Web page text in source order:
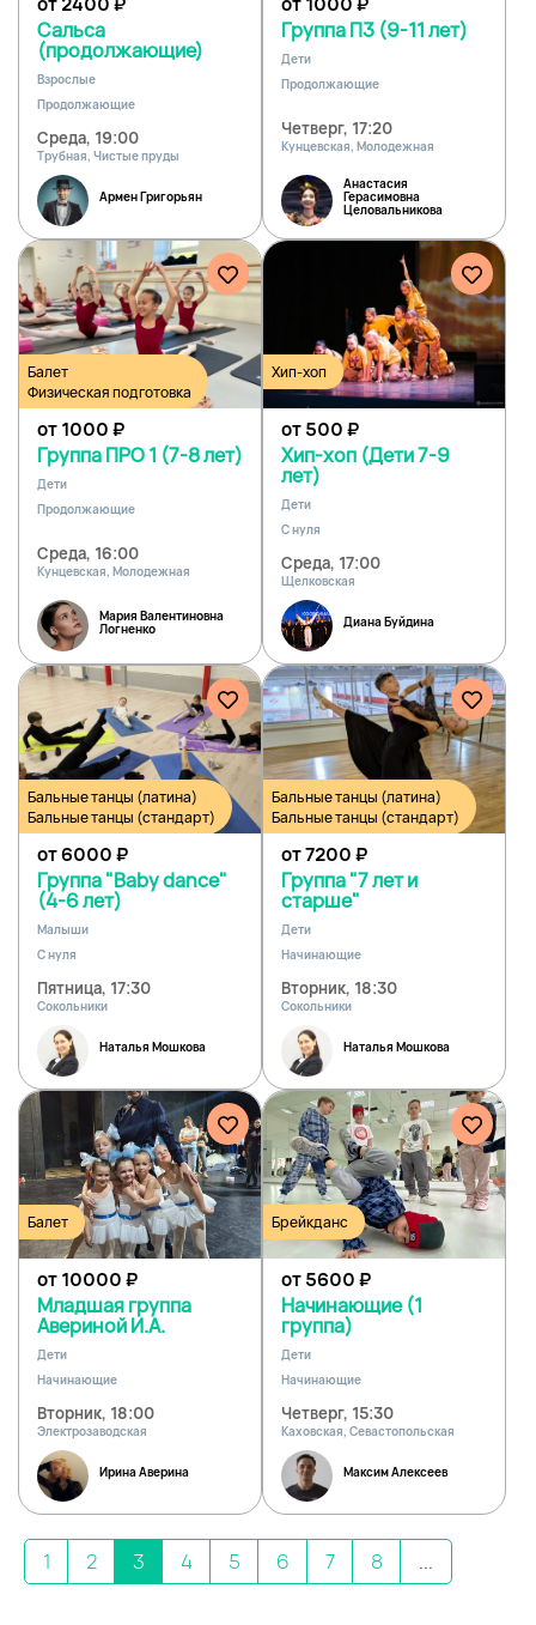
Cальса
(продолжающие)
Взрослые
Продолжающие
Среда, 19:00
Трубная, Чистые пруды
Армен Григорьян
Группа П3 (9-11 лет)
Дети
Продолжающие
Четверг, 17:20
Кунцевская, Молодежная
Анастасия
Герасимовна
Целовальникова
Балет
Физическая подготовка
от 1000₽
Группа ПРО 1 (7-8 лет)
Дети
Продолжающие
Среда, 16:00
Кунцевская, Молодежная
Мария Валентиновна
Логненко
Хип-хоп
от 500₽
Хип-хоп (Дети 7-9
лет)
Дети
С нуля
Среда, 17:00
Щелковская
Диана Буйдина
Бальные танцы (латина)
Бальные танцы (стандарт)
от 6000₽
Группа "Baby dance"
(4-6 лет)
Малыши
С нуля
Пятница, 17:30
Сокольники
Наталья Мошкова
Бальные танцы (латина)
Бальные танцы (стандарт)
от 7200₽
Группа "7 лет и
старше"
Дети
Начинающие
Вторник, 18:30
Сокольники
Наталья Мошкова
Балет
от 10000₽
Младшая группа
Авериной И.А.
Дети
Начинающие
Вторник, 18:00
Электрозаводская
Ирина Аверина
Брейкданс
от 5600₽
Начинающие (1
группа)
Дети
Начинающие
Четверг, 15:30
Каховская, Севастопольская
Максим Алексеев
1 2 3 4 5 6 7 8 ...